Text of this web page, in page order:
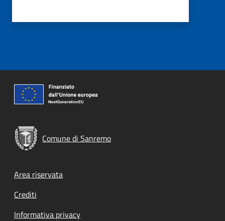
Comune di Sanremo
Footer menu
Area riservata
Crediti
Informativa privacy